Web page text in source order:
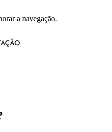
a navegação.